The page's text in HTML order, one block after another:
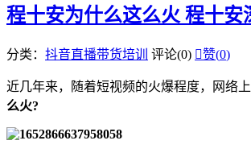
程十安为什么这么火 程十安
分类： 抖音直播带货培训 评论(0) 赞(0)
近几年来，随着短视频的火爆程度，网络
么火?